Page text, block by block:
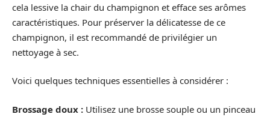
cela lessive la chair du champignon et efface ses arômes
caractéristiques. Pour préserver la délicatesse de ce
champignon, il est recommandé de privilégier un
nettoyage à sec.
Voici quelques techniques essentielles à considérer :
Brossage doux : Utilisez une brosse souple ou un pinceau